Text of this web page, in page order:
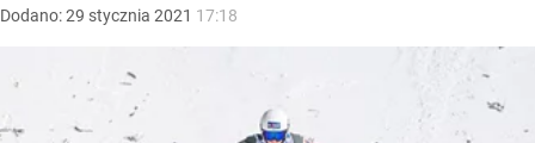
Dodano:29 stycznia 2021 17:18